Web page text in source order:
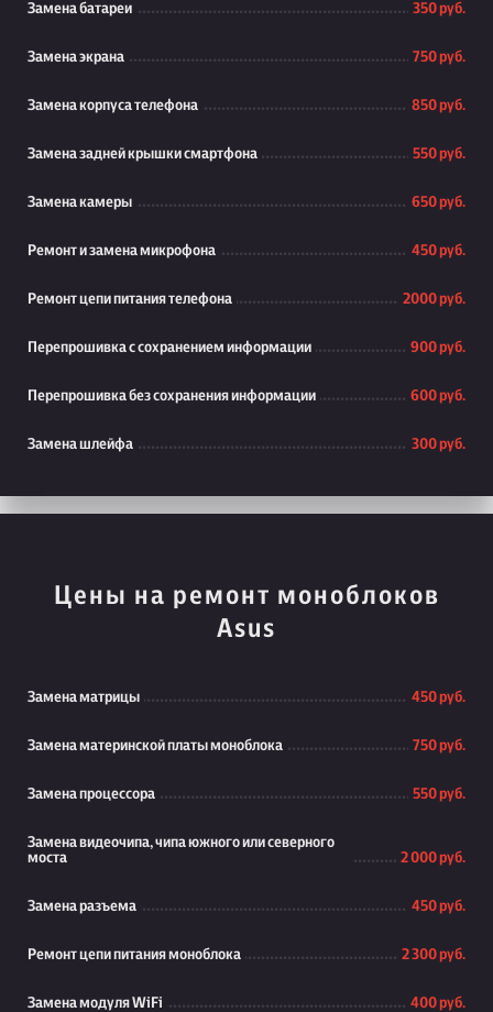
Замена батареи 350 руб.
Замена экрана 750 руб.
Замена корпуса телефона 850 руб.
Замена задней крышки смартфона 550 руб.
Замена камеры 650 руб.
Ремонт и замена микрофона 450 руб.
Ремонт цепи питания телефона 2000 руб.
Перепрошивка с сохранением информации 900 руб.
Перепрошивка без сохранения информации 600 руб.
Замена шлейфа 300 руб.
Цены на ремонт моноблоков
Asus
Замена матрицы 450 руб.
Замена материнской платы моноблока 750 руб.
Замена процессора 550 руб.
Замена видеочипа, чипа южного или северного
моста
2 000 руб.
Замена разъема 450 руб.
Ремонт цепи питания моноблока 2 300 руб.
Замена модуля WiFi 400 руб.